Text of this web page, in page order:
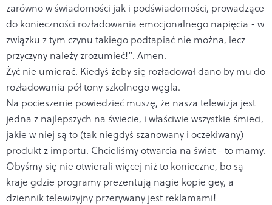
zarówno w świadomości jak i podświadomości, prowadzące
do konieczności rozładowania emocjonalnego napięcia - w
związku z tym czynu takiego podtapiać nie można, lecz
przyczyny należy zrozumieć!”. Amen.
Żyć nie umierać. Kiedyś żeby się rozładował dano by mu do
rozładowania pół tony szkolnego węgla.
Na pocieszenie powiedzieć muszę, że nasza telewizja jest
jedna z najlepszych na świecie, i właściwie wszystkie śmieci,
jakie w niej są to (tak niegdyś szanowany i oczekiwany)
produkt z importu. Chcieliśmy otwarcia na świat - to mamy.
Obyśmy się nie otwierali więcej niż to konieczne, bo są
kraje gdzie programy prezentują nagie kopie gey, a
dziennik telewizyjny przerywany jest reklamami!